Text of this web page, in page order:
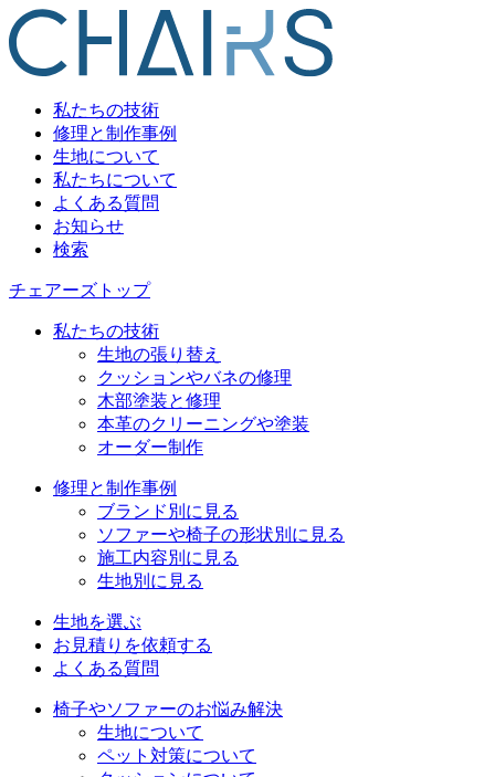
私たちの技術
修理と制作事例
生地について
私たちについて
よくある質問
お知らせ
検索
チェアーズトップ
私たちの技術
生地の張り替え
クッションやバネの修理
木部塗装と修理
本革のクリーニングや塗装
オーダー制作
修理と制作事例
ブランド別に見る
ソファーや椅子の形状別に見る
施工内容別に見る
生地別に見る
生地を選ぶ
お見積りを依頼する
よくある質問
椅子やソファーのお悩み解決
生地について
ペット対策について